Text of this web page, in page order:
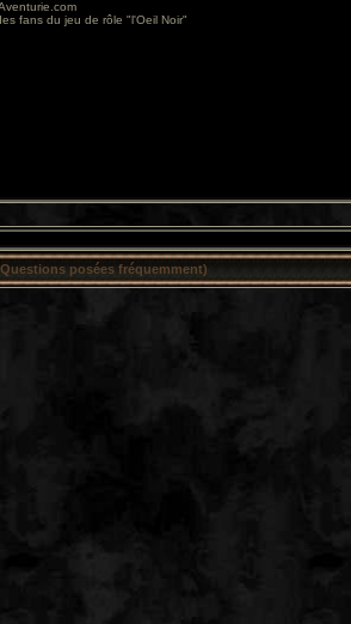
fans du jeu de rôle "l'Oeil Noir"
posées fréquemment)